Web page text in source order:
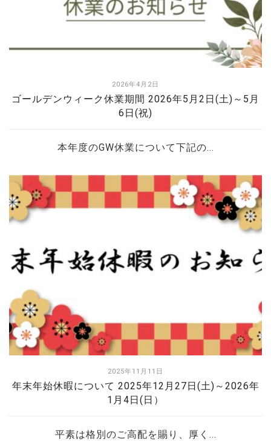
2026年4月2日
ゴールデンウィーク休業期間 2026年5月2日(土)～5月
6日(祝)
本年度のGW休業について下記の...
2025年11月11日
年末年始休暇について 2025年12月27日(土)～2026年
1月4日(日）
平素は格別のご高配を賜り、厚く...